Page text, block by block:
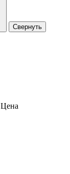
Свернуть
Цена